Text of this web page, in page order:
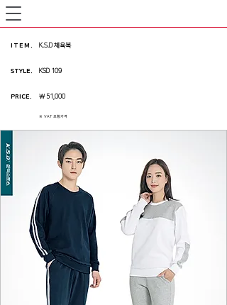
ITEM . K.S.D 체육복
STYLE. KSD 109
PRICE. ￦ 51,000
※ VAT 포함가격